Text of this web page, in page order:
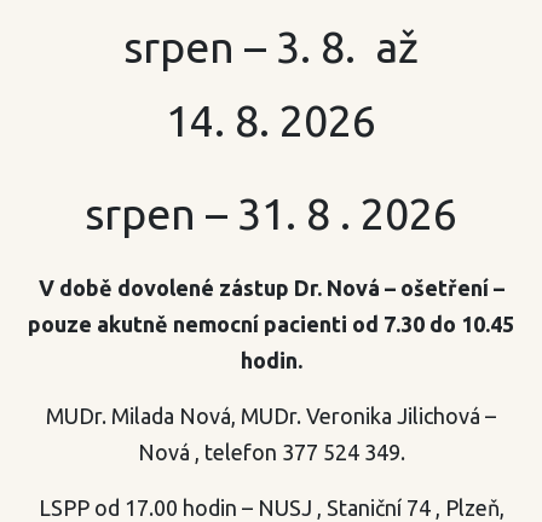
srpen – 3. 8. až
14. 8. 2026
srpen – 31. 8 . 2026
V době dovolené zástup Dr. Nová – ošetření –
pouze akutně nemocní pacienti od 7.30 do 10.45
hodin.
MUDr. Milada Nová, MUDr. Veronika Jilichová –
Nová , telefon 377 524 349.
LSPP od 17.00 hodin – NUSJ , Staniční 74 , Plzeň,